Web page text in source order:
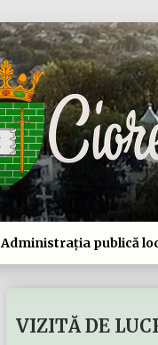
Administrația publică
VIZITĂ DE